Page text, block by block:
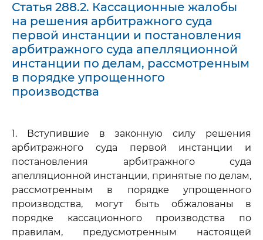
Статья 288.2. Кассационные жалобы
на решения арбитражного суда
первой инстанции и постановления
арбитражного суда апелляционной
инстанции по делам, рассмотренным
в порядке упрощенного
производства
1. Вступившие в законную силу решения
арбитражного суда первой инстанции и
постановления арбитражного суда
апелляционной инстанции, принятые по делам,
рассмотренным в порядке упрощенного
производства, могут быть обжалованы в
порядке кассационного производства по
правилам, предусмотренным настоящей